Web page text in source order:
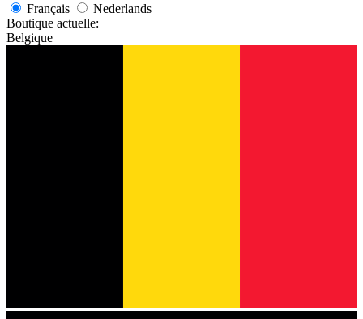
Français
Nederlands
Boutique actuelle:
Belgique